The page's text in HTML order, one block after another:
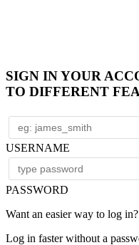
SIGN IN YOUR
TO DIFFERENT
USERNAME
PASSWORD
Want an easier way to log in?
Log in faster without a